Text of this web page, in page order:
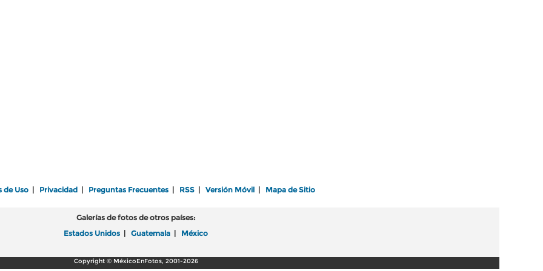
de Uso Privacidad Preguntas Frecuentes RSS Versión Móvil Mapa de Sitio
Galerías de fotos de otros países:
Estados Unidos
Guatemala México
Copyright © MéxicoEnFotos, 2001-2026